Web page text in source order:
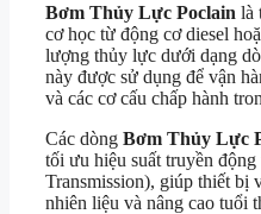
Bơm Thủy Lực Poclain là
cơ học từ động cơ diesel
lượng thủy lực dưới dạng
này được sử dụng để vận
và các cơ cấu chấp hành
Các dòng Bơm Thủy Lực
tối ưu hiệu suất truyền
Transmission), giúp thiết bị
nhiên liệu và nâng cao tuổi